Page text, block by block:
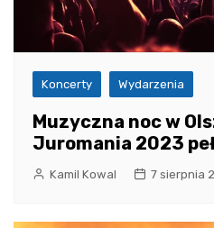
Koncerty Wydarzenia
Muzyczna noc w
Juromania 2023
Kamil Kowal 7 sierpnia